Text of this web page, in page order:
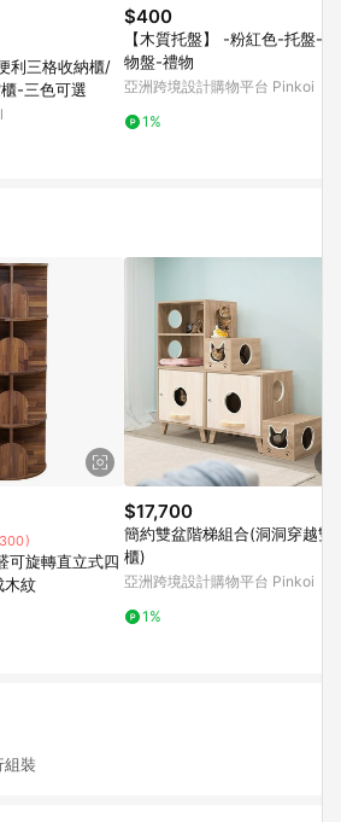
利三格收納櫃/
-三色可選
$400
【木質托盤】 -粉紅色-托盤-置
物盤-禮物
亞洲跨境設計購物平台 Pinkoi
1%
可旋轉直立式四
木紋
$17,700
簡約雙盆階梯組合(洞洞穿越雙層
櫃)
亞洲跨境設計購物平台 Pinkoi
1%
裝